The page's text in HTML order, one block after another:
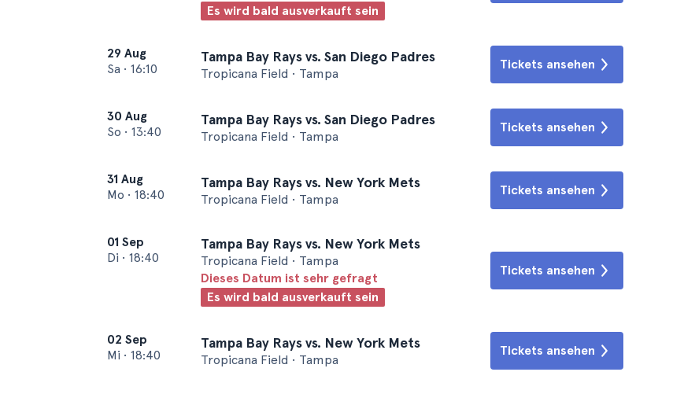
Es wird bald ausverkauft sein
29 Aug
Sa • 16:10
Tampa Bay Rays vs. San Diego Padres
Tropicana Field • Tampa
Tickets ansehen
30 Aug
So • 13:40
Tampa Bay Rays vs. San Diego Padres
Tropicana Field • Tampa
Tickets ansehen
31 Aug
Mo • 18:40
Tampa Bay Rays vs. New York Mets
Tropicana Field • Tampa
Tickets ansehen
01 Sep
Di • 18:40
Tampa Bay Rays vs. New York Mets
Tropicana Field • Tampa
Dieses Datum ist sehr gefragt
Es wird bald ausverkauft sein
Tickets ansehen
02 Sep
Mi • 18:40
Tampa Bay Rays vs. New York Mets
Tropicana Field • Tampa
Tickets ansehen